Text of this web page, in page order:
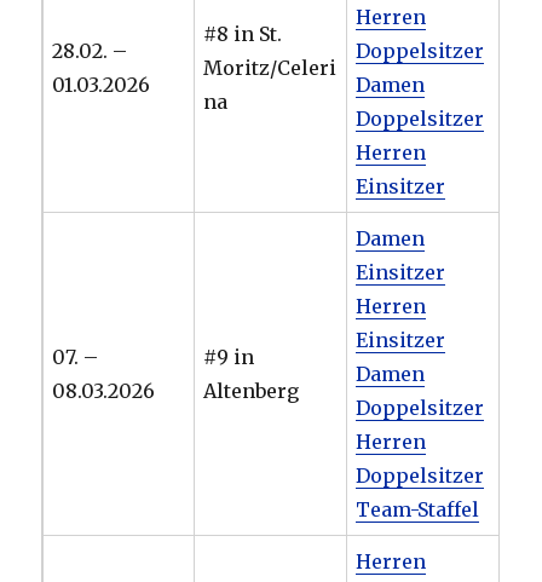
28.02. –
01.03.2026
#8 in St.
Moritz/Celeri
na
Herren
Doppelsitzer
Damen
Doppelsitzer
Herren
Einsitzer
07. –
08.03.2026
#9 in
Altenberg
Damen
Einsitzer
Herren
Einsitzer
Damen
Doppelsitzer
Herren
Doppelsitzer
Team-Staffel
Herren